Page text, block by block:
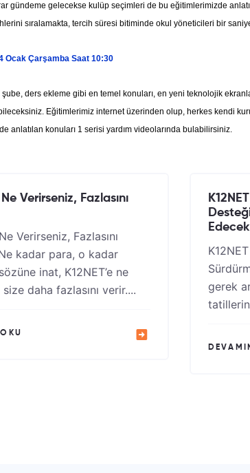
gündeme gelecekse kulüp seçimleri de bu eğitimlerimizde
sıralamakta, tercih süresi bitiminde okul yöneticileri bir
Ocak Çarşamba Saat 10:30
ders ekleme gibi en temel konuları, en yeni teknolojik
Eğitimlerimiz internet üzerinden olup, herkes kendi
anlatılan konuları 1 serisi yardım videolarında bulabilirsiniz.
Ne Verirseniz, Fazlasını
Verirseniz, Fazlasını
kadar para, o kadar
inat, K12NET’e ne
daha fazlasını verir....
Edecek
gerek